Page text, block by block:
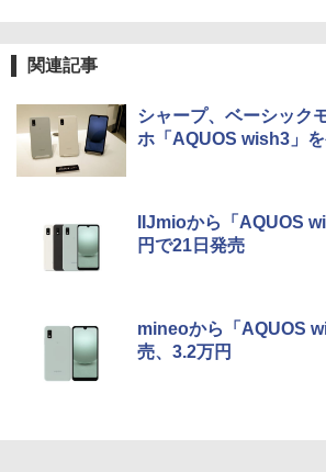
関連記事
シャープ、ベーシック
ホ「AQUOS wish3」
IIJmioから「AQUOS
円で21日発売
mineoから「AQUOS
売、3.2万円